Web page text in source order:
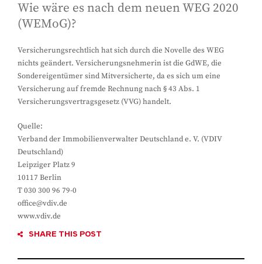
Wie wäre es nach dem neuen WEG 2020
(WEMoG)?
Versicherungsrechtlich hat sich durch die Novelle des WEG
nichts geändert. Versicherungsnehmerin ist die GdWE, die
Sondereigentümer sind Mitversicherte, da es sich um eine
Versicherung auf fremde Rechnung nach § 43 Abs. 1
Versicherungsvertragsgesetz (VVG) handelt.
Quelle:
Verband der Immobilienverwalter Deutschland e. V. (VDIV
Deutschland)
Leipziger Platz 9
10117 Berlin
T 030 300 96 79-0
office@vdiv.de
www.vdiv.de
SHARE THIS POST